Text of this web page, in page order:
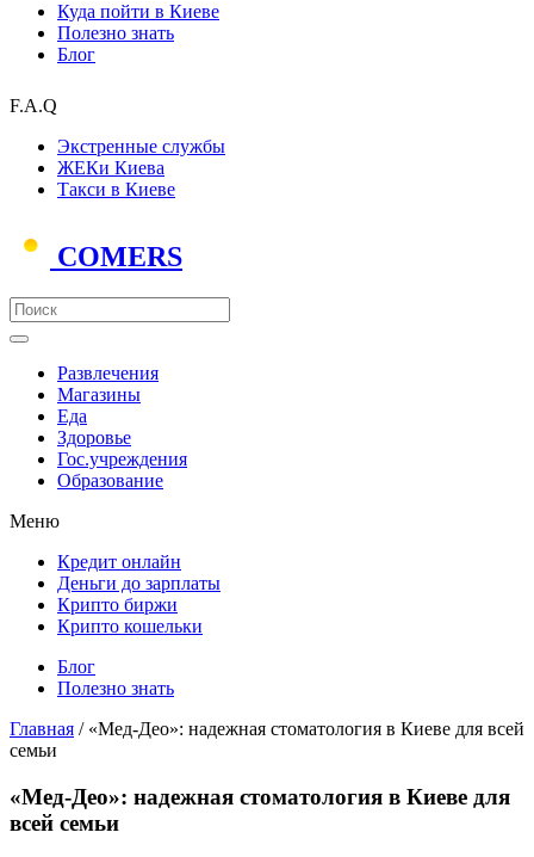
Куда пойти в Киеве
Полезно знать
Блог
F.A.Q
Экстренные службы
ЖЕКи Киева
Такси в Киеве
COMERS
Развлечения
Магазины
Еда
Здоровье
Гос.учреждения
Образование
Меню
Кредит онлайн
Деньги до зарплаты
Крипто биржи
Крипто кошельки
Блог
Полезно знать
Главная / «Мед-Део»: надежная стоматология в Киеве для всей
семьи
«Мед-Део»: надежная стоматология в Киеве для
всей семьи